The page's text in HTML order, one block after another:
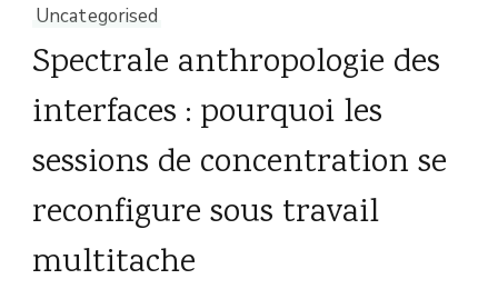
Uncategorised
Spectrale anthropologie des
interfaces : pourquoi les
sessions de concentration se
reconfigure sous travail
multitache